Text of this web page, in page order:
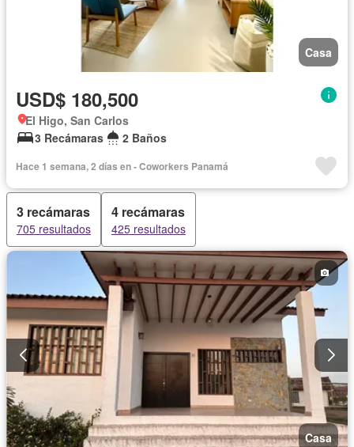
Casa
USD$ 180,500
El Higo, San Carlos
3 Recámaras
2 Baños
Hace 1 semana, 2 días en - Coworkers Panamá
3 recámaras
705 resultados
4 recámaras
425 resultados
Casa